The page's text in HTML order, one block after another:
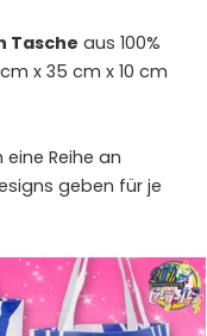
Tasche aus 100%
x 35 cm x 10 cm
Reihe an
geben für je